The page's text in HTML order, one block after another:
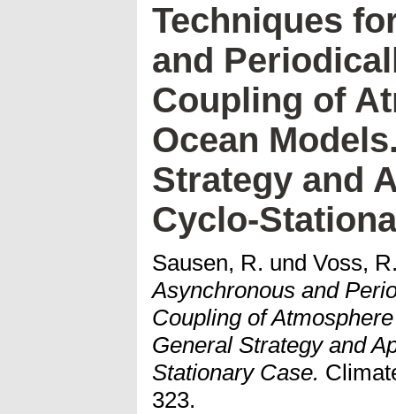
Techniques
and
Coupling of
Ocean
Strategy and
Cyclo-
Sausen, R. und Voss,
Asynchronous and
Coupling of
General Strategy and
Stationary Case.
323.